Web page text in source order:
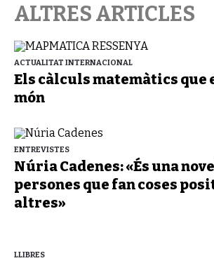
ALTRES ARTICLES
ACTUALITAT INTERNACIONAL
Els càlculs matemàtics que
món
ENTREVISTES
Núria Cadenes: «És una
persones que fan coses
altres»
LLIBRES